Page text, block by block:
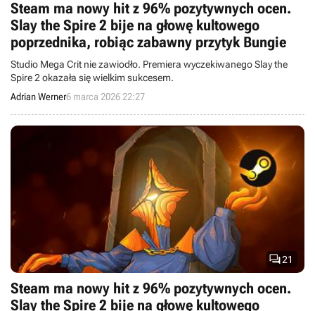
Steam ma nowy hit z 96% pozytywnych ocen.
Slay the Spire 2 bije na głowę kultowego
poprzednika, robiąc zabawny przytyk Bungie
Studio Mega Crit nie zawiodło. Premiera wyczekiwanego Slay the
Spire 2 okazała się wielkim sukcesem.
Adrian Werner6 marca 2026 22:27
21
Steam ma nowy hit z 96% pozytywnych ocen.
Slay the Spire 2 bije na głowę kultowego